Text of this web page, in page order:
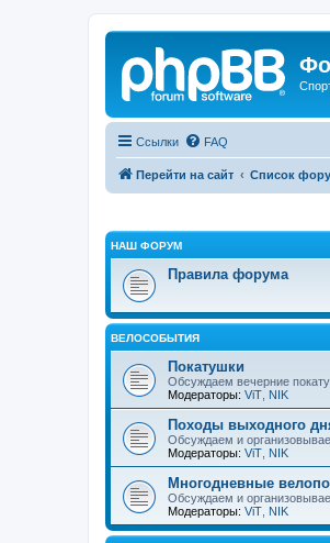
Ссылки FAQ
Перейти на сайт Список
НАШ ФОРУМ
Правила форума
ВЕЛОСОБЫТИЯ
Покатушки
Обсуждаем вечерние
Модераторы: ViT NIK
Походы выходного
Обсуждаем и
Модераторы: ViT NIK
Многодневные
Обсуждаем и
Модераторы: ViT NIK